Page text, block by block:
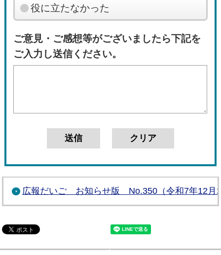
役に立たなかった
ご意見・ご感想等がございましたら下記を
ご入力し送信ください。
広報だいご お知らせ版 No.350（令和7年12月